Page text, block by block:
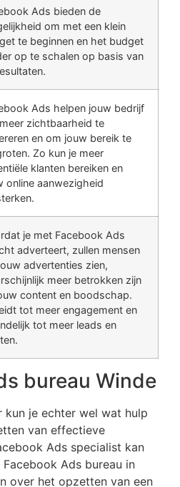
Ads bieden de
om met een klein
te beginnen en het budget
op te schalen op basis van
Ads helpen jouw bedrijf
zichtbaarheid te
en om jouw bereik te
Zo kun je meer
klanten bereiken en
online aanwezigheid
je met Facebook Ads
adverteert, zullen mensen
advertenties zien,
meer betrokken zijn
content en boodschap.
tot meer engagement en
tot meer leads en
bureau Winde
kun je echter wel wat hulp
van effectieve
Ads specialist kan
Ads bureau in
over het opzetten van een